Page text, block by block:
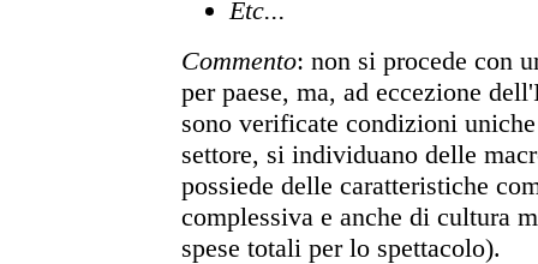
Etc...
Commento: non si procede con
per paese, ma, ad eccezione
sono verificate condizioni
settore, si individuano delle
possiede delle caratteristiche
complessiva e anche di cultura
spese totali per lo spettacolo).